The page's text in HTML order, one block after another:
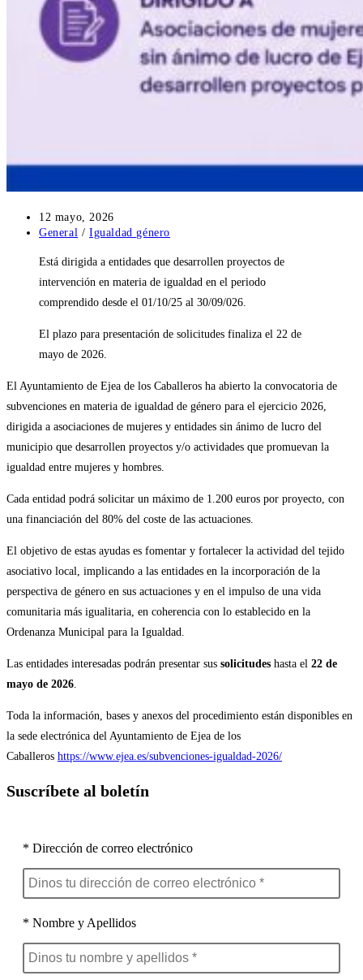
Publicación
de
entrada:
12 mayo, 2026
Categoría
la
entrada:
General / Igualdad género
Está dirigida a entidades que desarrollen proyectos de
intervención en materia de igualdad en el periodo
comprendido desde el 01/10/25 al 30/09/026.
El plazo para presentación de solicitudes finaliza el 22 de
mayo de 2026.
El Ayuntamiento de Ejea de los Caballeros ha abierto la convocatoria de
subvenciones en materia de igualdad de género para el ejercicio 2026,
dirigida a asociaciones de mujeres y entidades sin ánimo de lucro del
municipio que desarrollen proyectos y/o actividades que promuevan la
igualdad entre mujeres y hombres.
Cada entidad podrá solicitar un máximo de 1.200 euros por proyecto, con
una financiación del 80% del coste de las actuaciones.
El objetivo de estas ayudas es fomentar y fortalecer la actividad del tejido
asociativo local, implicando a las entidades en la incorporación de la
perspectiva de género en sus actuaciones y en el impulso de una vida
comunitaria más igualitaria, en coherencia con lo establecido en la
Ordenanza Municipal para la Igualdad.
Las entidades interesadas podrán presentar sus solicitudes hasta el 22 de
mayo de 2026
Toda la información, bases y anexos del procedimiento están disponibles en
la sede electrónica del Ayuntamiento de Ejea de los
Caballeros https://www.ejea.es/subvenciones-igualdad-2026/
Suscríbete al boletín
* Dirección de correo electrónico
* Nombre y Apellidos